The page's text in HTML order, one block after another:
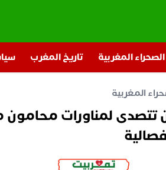
الصحراء المغربية تاريخ المغرب
المغربية
تتصدى لمناورات محامون